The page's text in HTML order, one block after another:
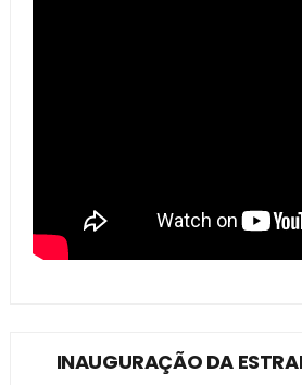
INAUGURAÇÃO DA